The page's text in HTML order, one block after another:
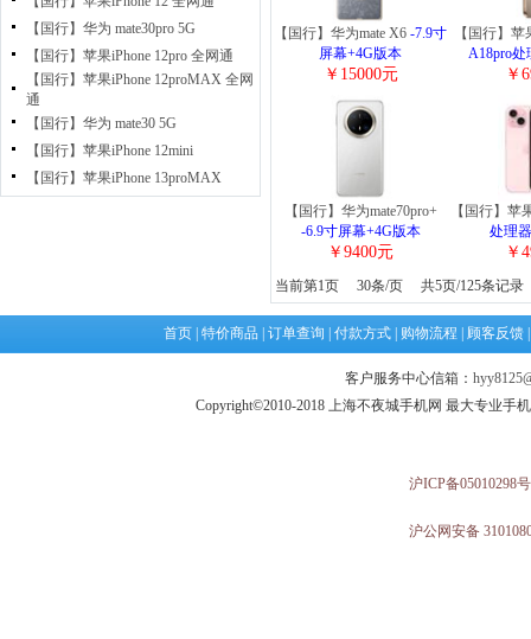
【国行】华为 mate30pro 5G
【国行】苹果iPhone 12pro 全网通
【国行】苹果iPhone 12proMAX 全网
通
【国行】华为 mate30 5G
【国行】苹果iPhone 12mini
【国行】苹果iPhone 13proMAX
【国行】华为mate X6 -7.9寸
屏幕+4G版本
￥15000元
【国行】苹
A18pro处
￥
【国行】华为mate70pro+
-6.9寸屏幕+4G版本
￥9400元
【国行】苹
处理
￥
当前第1页 30条/页 共5页/125条记录
首页 特价商品 订单查询 付款方式 购物流程 顾客反馈
客户服务中心信箱：
Copyright©2010-2018 上海不夜城手机网 最大专业手
沪ICP备05010298号
沪公网安备